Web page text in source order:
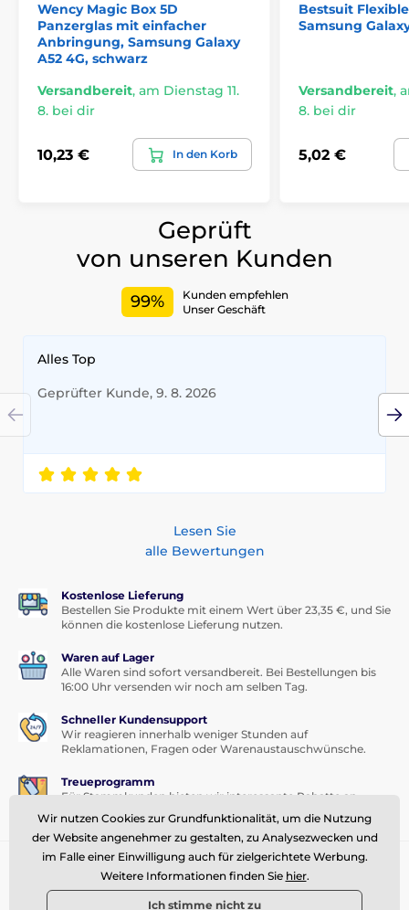
Wency Magic Box 5D
Panzerglas mit einfacher
Anbringung, Samsung Galaxy
A52 4G, schwarz
Versandbereit, am Dienstag 11.
8. bei dir
10,23 € In den Korb
Bestsuit
Samsung
Versandbereit,
8. bei dir
5,02 €
Geprüft
von unseren Kunden
99%
Kunden empfehlen
Unser Geschäft
Alles Top
Geprüfter Kunde, 9. 8. 2026
Lesen Sie
alle Bewertungen
Kostenlose Lieferung
Bestellen Sie Produkte mit einem Wert über 23,35 €, und Sie
können die kostenlose Lieferung nutzen.
Waren auf Lager
Alle Waren sind sofort versandbereit. Bei Bestellungen bis
16:00 Uhr versenden wir noch am selben Tag.
Schneller Kundensupport
Wir reagieren innerhalb weniger Stunden auf
Reklamationen, Fragen oder Warenaustauschwünsche.
Treueprogramm
Für Stammkunden bieten wir interessante Rabatte an.
Sie brauchen Rat offline
Kundendienst ist verfügbar
Wir nutzen Cookies zur Grundfunktionalität, um die Nutzung
der Website angenehmer zu gestalten, zu Analysezwecken und
im Falle einer Einwilligung auch für zielgerichtete Werbung.
Weitere Informationen finden Sie hier.
Ich stimme nicht zu